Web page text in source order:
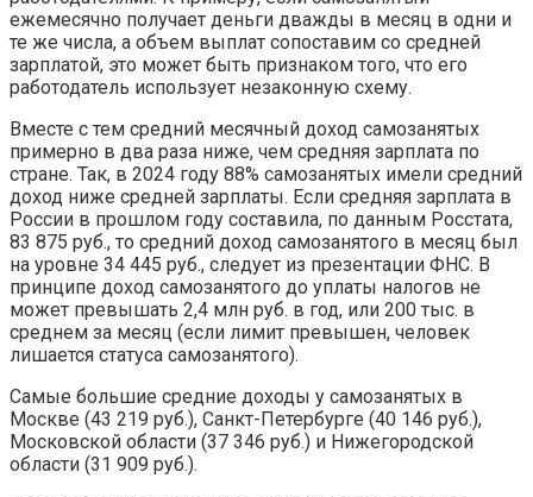
ежемесячно получает деньги дважды в месяц в одни и
те же числа, а объем выплат сопоставим со средней
зарплатой, это может быть признаком того, что его
работодатель использует незаконную схему.
Вместе с тем средний месячный доход самозанятых
примерно в два раза ниже, чем средняя зарплата по
стране. Так, в 2024 году 88% самозанятых имели средний
доход ниже средней зарплаты. Если средняя зарплата в
России в прошлом году составила, по данным Росстата,
83 875 руб., то средний доход самозанятого в месяц был
на уровне 34 445 руб., следует из презентации ФНС. В
принципе доход самозанятого до уплаты налогов не
может превышать 2,4 млн руб. в год, или 200 тыс. в
среднем за месяц (если лимит превышен, человек
лишается статуса самозанятого).
Самые большие средние доходы у самозанятых в
Москве (43 219 руб.), Санкт-Петербурге (40 146 руб.),
Московской области (37 346 руб.) и Нижегородской
области (31 909 руб.).